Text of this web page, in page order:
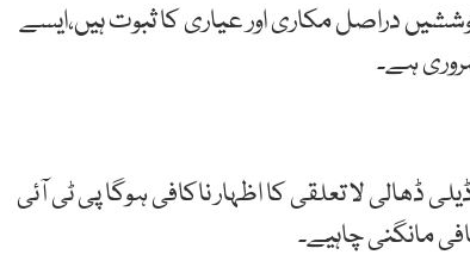
دراصل مکاری اور عیاری کا ثبوت ہیں،ایسے
ہے۔
لا تعلقی کا اظہار ناکافی ہوگا پی ٹی آئی
مانگنی چاہیے۔